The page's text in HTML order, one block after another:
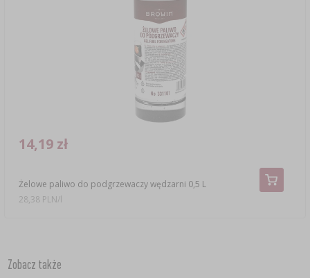
Żelowe paliwo do podgrzewaczy wędzarni 0,5 L
14,19 zł
28,38 PLN/l
Zobacz także